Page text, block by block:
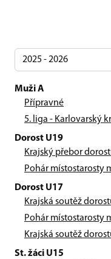
Muži A
Přípravné
5. liga - Karlovarský
Dorost U19
Krajský přebor
Pohár místostarosty
Dorost U17
Krajská soutěž
Pohár místostarosty
Krajská soutěž
St. žáci U15